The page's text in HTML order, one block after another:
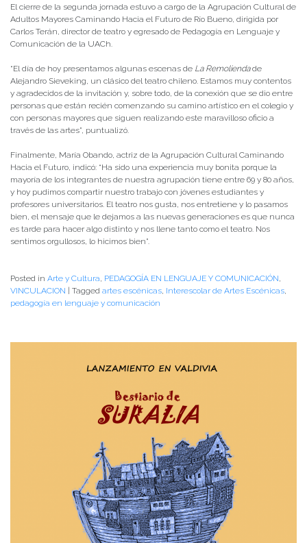
El cierre de la segunda jornada estuvo a cargo de la Agrupación Cultural de
Adultos Mayores Caminando Hacia el Futuro de Río Bueno, dirigida por
Carlos Terán, director de teatro y egresado de Pedagogía en Lenguaje y
Comunicación de la UACh.
“El día de hoy presentamos algunas escenas de La Remoliendade
Alejandro Sieveking, un clásico del teatro chileno. Estamos muy contentos
y agradecidos de la invitación y, sobre todo, de la conexión que se dio entre
personas que están recién comenzando su camino artístico en el colegio y
con personas mayores que siguen realizando este maravilloso oficio a
través de las artes”, puntualizó.
Finalmente, María Obando, actriz de la Agrupación Cultural Caminando
Hacia el Futuro, indicó: “Ha sido una experiencia muy bonita porque la
mayoría de los integrantes de nuestra agrupación tiene entre 69 y 80 años,
y hoy pudimos compartir nuestro trabajo con jóvenes estudiantes y
profesores universitarios. El teatro nos gusta, nos entretiene y lo pasamos
bien, el mensaje que le dejamos a las nuevas generaciones es que nunca
es tarde para hacer algo distinto y nos llene tanto como el teatro. Nos
sentimos orgullosos, lo hicimos bien”.
Posted in Arte y Cultura, PEDAGOGÍA EN LENGUAJE Y COMUNICACIÓN,
VINCULACION
Tagged artes escénicas, Interescolar de Artes Escénicas,
pedagogía en lenguaje y comunicación